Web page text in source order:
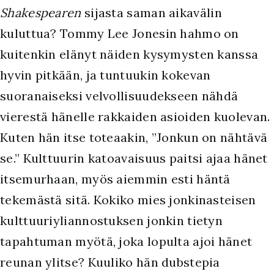
Shakespearen sijasta saman aikavälin
kuluttua? Tommy Lee Jonesin hahmo on
kuitenkin elänyt näiden kysymysten kanssa
hyvin pitkään, ja tuntuukin kokevan
suoranaiseksi velvollisuudekseen nähdä
vierestä hänelle rakkaiden asioiden kuolevan.
Kuten hän itse toteaakin, ”Jonkun on nähtävä
se.” Kulttuurin katoavaisuus paitsi ajaa hänet
itsemurhaan, myös aiemmin esti häntä
tekemästä sitä. Kokiko mies jonkinasteisen
kulttuuriyliannostuksen jonkin tietyn
tapahtuman myötä, joka lopulta ajoi hänet
reunan ylitse? Kuuliko hän dubstepia